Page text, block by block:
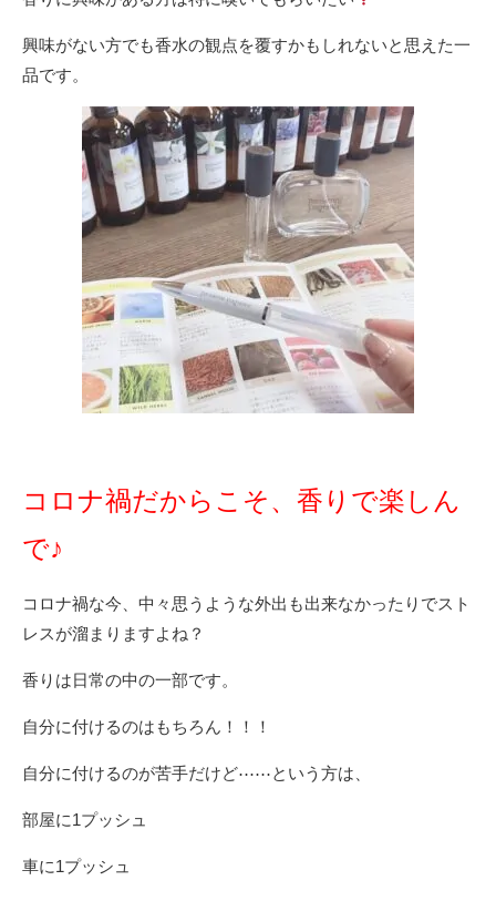
興味がない方でも香水の観点を覆すかもしれないと思えた一
品です。
コロナ禍だからこそ、香りで楽しん
で♪
コロナ禍な今、中々思うような外出も出来なかったりでスト
レスが溜まりますよね？
香りは日常の中の一部です。
自分に付けるのはもちろん！！！
自分に付けるのが苦手だけど⋯⋯という方は、
部屋に1プッシュ
車に1プッシュ